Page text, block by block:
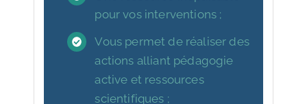
pour vos interventions ;
Vous permet de réaliser des
actions alliant pédagogie
active et ressources
scientifiques ;